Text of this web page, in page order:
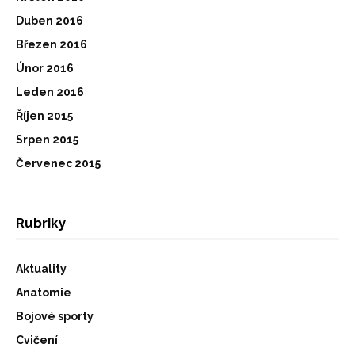
Duben 2016
Březen 2016
Únor 2016
Leden 2016
Říjen 2015
Srpen 2015
Červenec 2015
Rubriky
Aktuality
Anatomie
Bojové sporty
Cvičení